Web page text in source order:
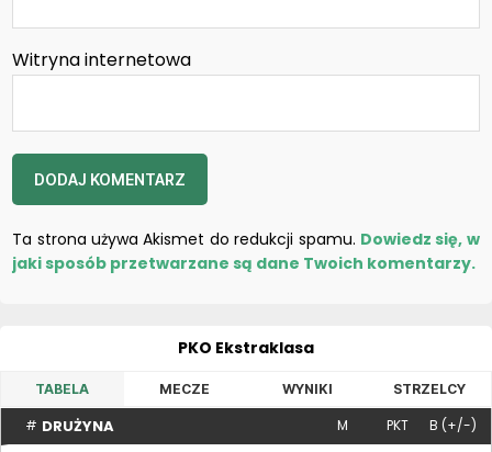
Witryna internetowa
Ta strona używa Akismet do redukcji spamu. Dowiedz się, w
jaki sposób przetwarzane są dane Twoich komentarzy.
PKO Ekstraklasa
TABELA MECZE WYNIKI STRZELCY
# DRUŻYNA M PKT B (+/-)